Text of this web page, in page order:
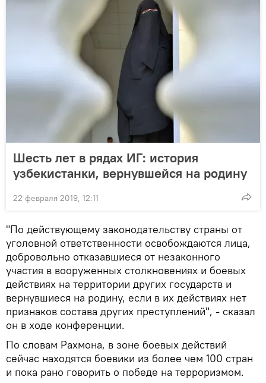
Шесть лет в рядах ИГ: история
узбекистанки, вернувшейся на родину
22 февраля 2019, 12:11
"По действующему законодательству страны от
уголовной ответственности освобождаются лица,
добровольно отказавшиеся от незаконного
участия в вооруженных столкновениях и боевых
действиях на территории других государств и
вернувшиеся на родину, если в их действиях нет
признаков состава других преступлений", - сказал
он в ходе конференции.
По словам Рахмона, в зоне боевых действий
сейчас находятся боевики из более чем 100 стран
и пока рано говорить о победе на терроризмом.